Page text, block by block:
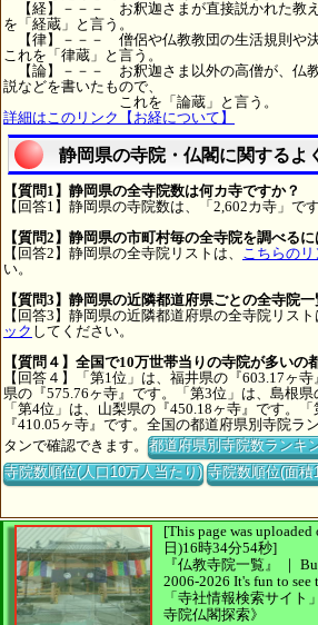
【経】－－－ お釈迦さまが直接説かれた教
を「経蔵」と言う。
【律】－－－ 僧侶や仏教教団の生活規則や決
これを「律蔵」と言う。
【論】－－－ お釈迦さま以外の高僧が、仏
説などを書いたもので、
これを「論蔵」と言う。
詳細はこのリンク【お経について】
静岡県の寺院・仏閣に関するよ
【質問1】静岡県の全寺院数は何カ寺ですか？
【回答1】静岡県の寺院数は、「2,602カ寺」です
【質問2】静岡県の市町村毎の全寺院を調べる
【回答2】静岡県の全寺院リストは、 こちらの
い。
【質問3】静岡県の近隣都道府県ごとの全寺院
【回答3】静岡県の近隣都道府県の全寺院リスト
ック してください。
【質問４】全国で10万世帯当りの寺院が多いの
【回答４】「第1位」は、福井県の『603.17ヶ
県の『575.76ヶ寺』です。「第3位」は、島根県
「第4位」は、山梨県の『450.18ヶ寺』です。
『410.05ヶ寺』です。全国の都道府県別寺院ラ
タンで確認できます。都道府県別寺院数ランキ
寺院数順位(人口10万人当たり) 寺院数順位(面
[This page was
日)16時34分54秒]
『仏教寺院一覧』 ｜
2006-2026 It's fun to see
「寺社情報検索サイト」
寺院仏閣探索》